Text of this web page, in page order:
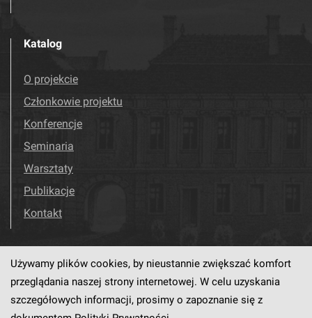
Katalog
O projekcie
Członkowie projektu
Konferencje
Seminaria
Warsztaty
Publikacje
Kontakt
Odwiedź nas! Facebook
Używamy plików cookies, by nieustannie zwiększać komfort
przeglądania naszej strony internetowej. W celu uzyskania
szczegółowych informacji, prosimy o zapoznanie się z